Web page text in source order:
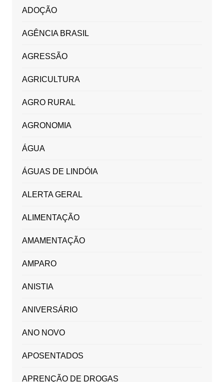
ADOÇÃO
AGÊNCIA BRASIL
AGRESSÃO
AGRICULTURA
AGRO RURAL
AGRONOMIA
ÁGUA
ÁGUAS DE LINDÓIA
ALERTA GERAL
ALIMENTAÇÃO
AMAMENTAÇÃO
AMPARO
ANISTIA
ANIVERSÁRIO
ANO NOVO
APOSENTADOS
APRENÇÃO DE DROGAS